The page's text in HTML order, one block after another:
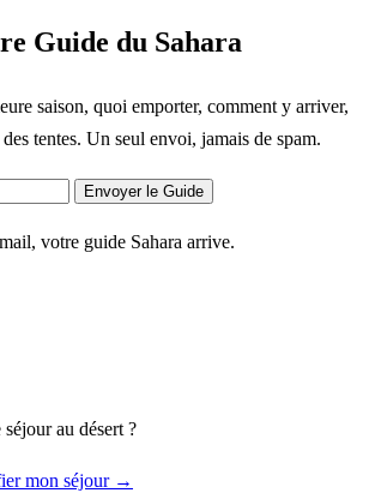
Guide du Sahara
saison, quoi emporter, comment y arriver,
tentes. Un seul envoi, jamais de spam.
Envoyer le Guide
votre guide Sahara arrive.
au désert ?
mon séjour →